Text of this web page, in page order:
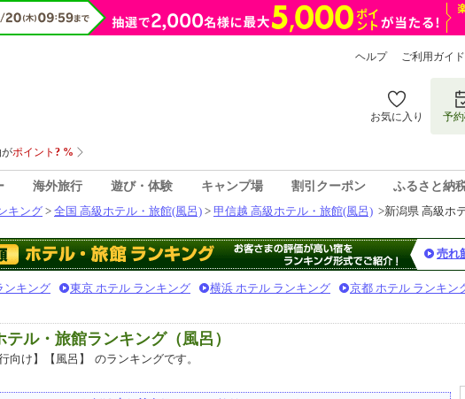
ヘルプ ご利用ガイド
お気に入り 予
海外旅行 遊び・体験 キャンプ場 割引クーポン ふるさと納
キング > 全国 高級ホテル・旅館(風呂) > 甲信越 高級ホテル・旅館(風呂) >新潟県 高級ホ
売れ
ンキング 東京 ホテル ランキング 横浜 ホテル ランキング 京都 ホテル ランキン
ル・旅館ランキング（風呂）
向け】【風呂】
のランキングです。